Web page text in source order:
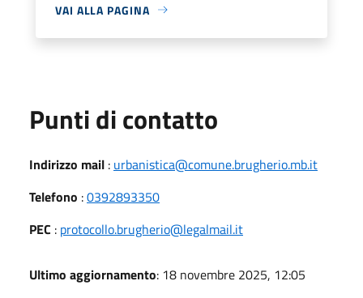
VAI ALLA PAGINA
Punti di contatto
Indirizzo mail : urbanistica@comune.brugherio.mb.it
Telefono :0392893350
PEC : protocollo.brugherio@legalmail.it
Ultimo aggiornamento: 18 novembre 2025, 12:05